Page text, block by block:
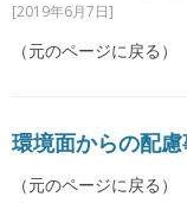
[2019年6月7日]
（元のページに戻る
環境面からの配慮
（元のページに戻る